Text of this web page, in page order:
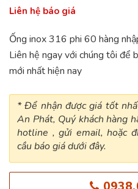
Liên hệ báo giá
Ống inox 316 phi 60 hàng
Liên hệ ngay với chúng tôi
mới nhất hiện nay
* Để nhận được giá tốt
An Phát, Quý khách hàng
hotline , gửi email, hoặc
cầu báo giá dưới đây.